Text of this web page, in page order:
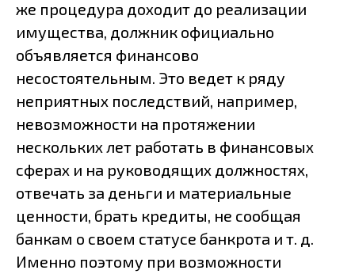
же процедура доходит до реализации
имущества, должник официально
объявляется финансово
несостоятельным. Это ведет к ряду
неприятных последствий, например,
невозможности на протяжении
нескольких лет работать в финансовых
сферах и на руководящих должностях,
отвечать за деньги и материальные
ценности, брать кредиты, не сообщая
банкам о своем статусе банкрота и т. д.
Именно поэтому при возможности